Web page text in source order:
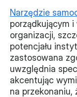
Forum Dobrego
Certyfikujemy
Certyfikat
Edycja 2024
Laureaci
Narzędzie
porządkującym
organizacji,
potencjału
zastosowana
uwzględnia
akcentując
na